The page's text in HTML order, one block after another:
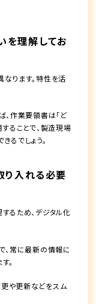
を理解してお
ります。特性を活
、作業要領書は「ど
ることで、製造現場
るでしょう。
り入れる必要
るため、デジタル化
、常に最新の情報に
。
や更新などをスム